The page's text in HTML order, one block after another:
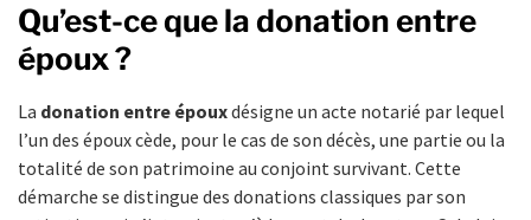
Qu’est-ce que la donation entre
époux ?
La donation entre épouxdésigne un acte notarié par lequel
l’un des époux cède, pour le cas de son décès, une partie ou la
totalité de son patrimoine au conjoint survivant. Cette
démarche se distingue des donations classiques par son